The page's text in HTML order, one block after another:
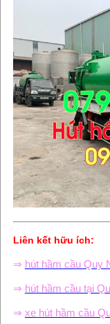
Liên kết hữu ích:
⇒ hút hầm cầu Quy
⇒ hút hầm cầu tại
⇒ xe hút hầm cầu